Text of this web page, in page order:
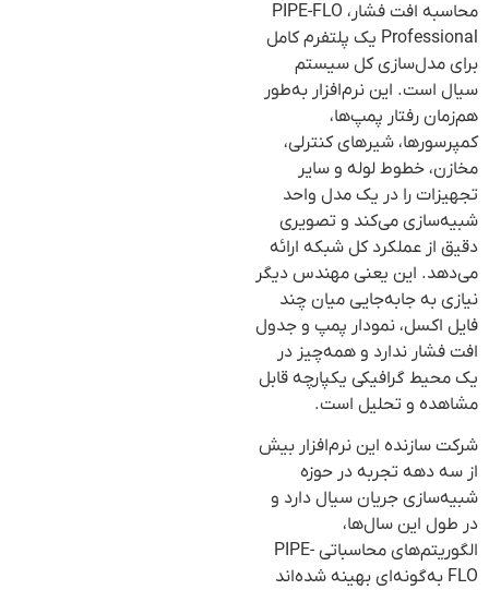
محاسبه افت فشار، PIPE-FLO
Professional یک پلتفرم کامل
برای مدل‌سازی کل سیستم
سیال است. این نرم‌افزار به‌طور
هم‌زمان رفتار پمپ‌ها،
کمپرسورها، شیرهای کنترلی،
مخازن، خطوط لوله و سایر
تجهیزات را در یک مدل واحد
شبیه‌سازی می‌کند و تصویری
دقیق از عملکرد کل شبکه ارائه
می‌دهد. این یعنی مهندس دیگر
نیازی به جابه‌جایی میان چند
فایل اکسل، نمودار پمپ و جدول
افت فشار ندارد و همه‌چیز در
یک محیط گرافیکی یکپارچه قابل
مشاهده و تحلیل است.
شرکت سازنده این نرم‌افزار بیش
از سه دهه تجربه در حوزه
شبیه‌سازی جریان سیال دارد و
در طول این سال‌ها،
الگوریتم‌های محاسباتی PIPE-
FLO به‌گونه‌ای بهینه شده‌اند